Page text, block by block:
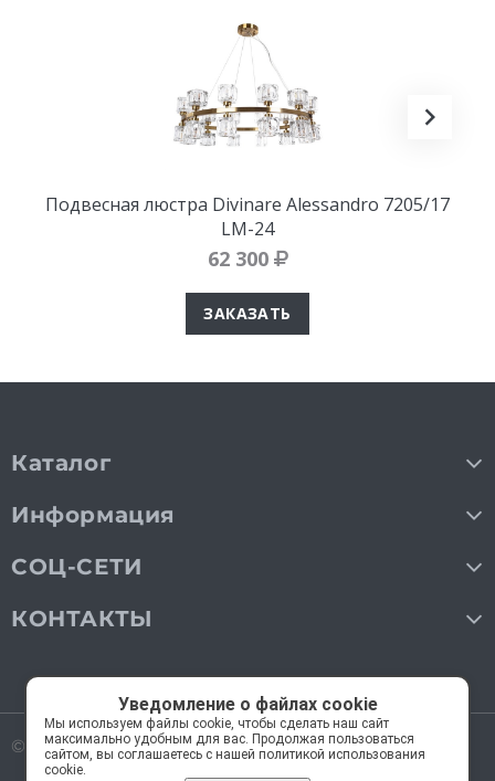
Подвесная люстра Divinare Alessandro 7205/17
LM-24
62 300
ЗАКАЗАТЬ
Каталог
Информация
СОЦ-СЕТИ
КОНТАКТЫ
© 2018—2026 Мос Люстры.Все права защищены
Уведомление о файлах cookie
Мы используем файлы cookie, чтобы сделать наш сайт
максимально удобным для вас. Продолжая пользоваться
сайтом, вы соглашаетесь с нашей политикой использования
cookie.